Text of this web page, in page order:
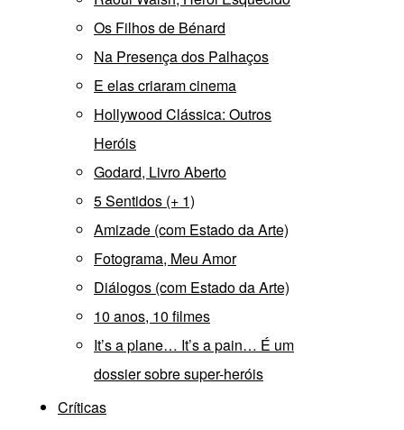
Os Filhos de Bénard
Na Presença dos Palhaços
E elas criaram cinema
Hollywood Clássica: Outros
Heróis
Godard, Livro Aberto
5 Sentidos (+ 1)
Amizade (com Estado da Arte)
Fotograma, Meu Amor
Diálogos (com Estado da Arte)
10 anos, 10 filmes
It’s a plane… It’s a pain… É um
dossier sobre super-heróis
Críticas